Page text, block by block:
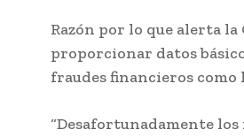
Razón por lo que alerta la
proporcionar datos
fraudes financieros
“Desafortunadamente